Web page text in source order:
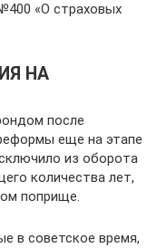
«О страховых
НА
после
еще на этапе
из оборота
количества лет,
поприще.
в советское время,